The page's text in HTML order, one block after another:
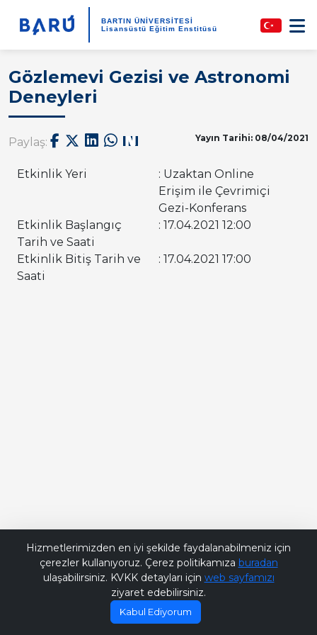
BARTIN ÜNİVERSİTESİ
Lisansüstü Eğitim Enstitüsü
Gözlemevi Gezisi ve Astronomi
Deneyleri
Paylaş: Yayın Tarihi: 08/04/2021
Etkinlik Yeri
: Uzaktan Online
Erişim ile Çevrimiçi
Gezi-Konferans
Etkinlik Başlangıç
Tarih ve Saati
: 17.04.2021 12:00
Etkinlik Bitiş Tarih ve
Saati
: 17.04.2021 17:00
Hizmetlerimizden en iyi şekilde faydalanabilmeniz için
çerezler kullanıyoruz. Çerez politikamıza buradan
ulaşabilirsiniz. KVKK detayları için web sayfamızı
ziyaret edebilirsiniz.
Kabul Ediyorum
Bana Soru Sor | Ask Me